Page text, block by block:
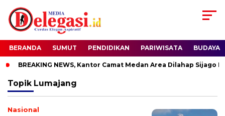
BERANDA SUMUT PENDIDIKAN PARIWISATA BUDAYA
BREAKING NEWS, Kantor Camat Medan Area Dilahap Sijago
Topik Lumajang
Nasional